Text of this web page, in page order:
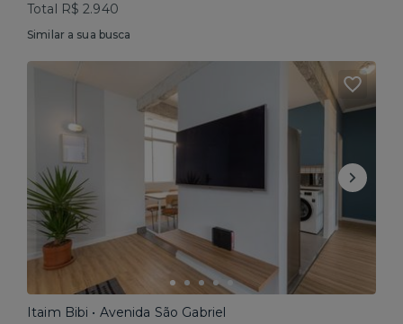
Total R$ 2.940
Similar a sua busca
Itaim Bibi • Avenida São Gabriel